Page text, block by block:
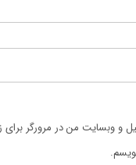
و وبسایت من در مرورگر برای